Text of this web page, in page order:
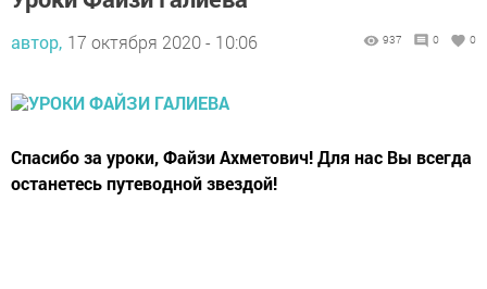
автор,
останетесь путеводной звездой!